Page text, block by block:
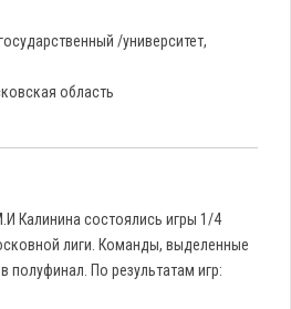
/университет,
область
Калинина состоялись игры 1/4
лиги. Команды, выделенные
По результатам игр: